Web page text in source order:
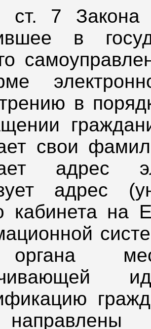
7 Закона
в
в
свои
адрес
адрес
кабинета на